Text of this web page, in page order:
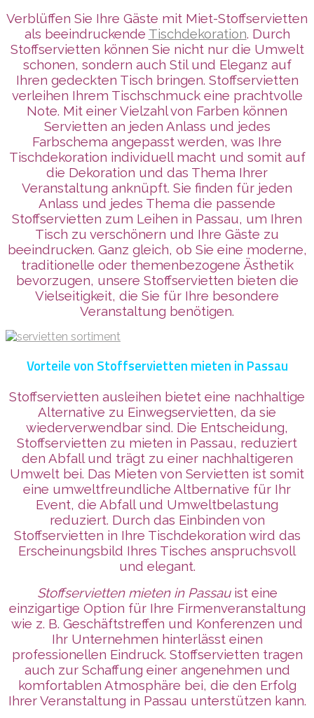
Verblüffen Sie Ihre Gäste mit Miet-Stoffservietten
als beeindruckende Tischdekoration. Durch
Stoffservietten können Sie nicht nur die Umwelt
schonen, sondern auch Stil und Eleganz auf
Ihren gedeckten Tisch bringen. Stoffservietten
verleihen Ihrem Tischschmuck eine prachtvolle
Note. Mit einer Vielzahl von Farben können
Servietten an jeden Anlass und jedes
Farbschema angepasst werden, was Ihre
Tischdekoration individuell macht und somit auf
die Dekoration und das Thema Ihrer
Veranstaltung anknüpft. Sie finden für jeden
Anlass und jedes Thema die passende
Stoffservietten zum Leihen in Passau, um Ihren
Tisch zu verschönern und Ihre Gäste zu
beeindrucken. Ganz gleich, ob Sie eine moderne,
traditionelle oder themenbezogene Ästhetik
bevorzugen, unsere Stoffservietten bieten die
Vielseitigkeit, die Sie für Ihre besondere
Veranstaltung benötigen.
Vorteile von Stoffservietten mieten in Passau
Stoffservietten ausleihen bietet eine nachhaltige
Alternative zu Einwegservietten, da sie
wiederverwendbar sind. Die Entscheidung,
Stoffservietten zu mieten in Passau, reduziert
den Abfall und trägt zu einer nachhaltigeren
Umwelt bei. Das Mieten von Servietten ist somit
eine umweltfreundliche Altbernative für Ihr
Event, die Abfall und Umweltbelastung
reduziert. Durch das Einbinden von
Stoffservietten in Ihre Tischdekoration wird das
Erscheinungsbild Ihres Tisches anspruchsvoll
und elegant.
Stoffservietten mieten in Passauist eine
einzigartige Option für Ihre Firmenveranstaltung
wie z. B. Geschäftstreffen und Konferenzen und
Ihr Unternehmen hinterlässt einen
professionellen Eindruck. Stoffservietten tragen
auch zur Schaffung einer angenehmen und
komfortablen Atmosphäre bei, die den Erfolg
Ihrer Veranstaltung in Passau unterstützen kann.